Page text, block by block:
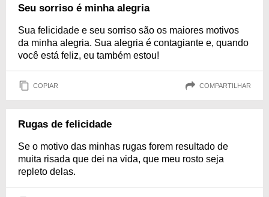
Seu sorriso é minha alegria
Sua felicidade e seu sorriso são os maiores motivos
da minha alegria. Sua alegria é contagiante e, quando
você está feliz, eu também estou!
COPIAR COMPARTILHAR
Rugas de felicidade
Se o motivo das minhas rugas forem resultado de
muita risada que dei na vida, que meu rosto seja
repleto delas.